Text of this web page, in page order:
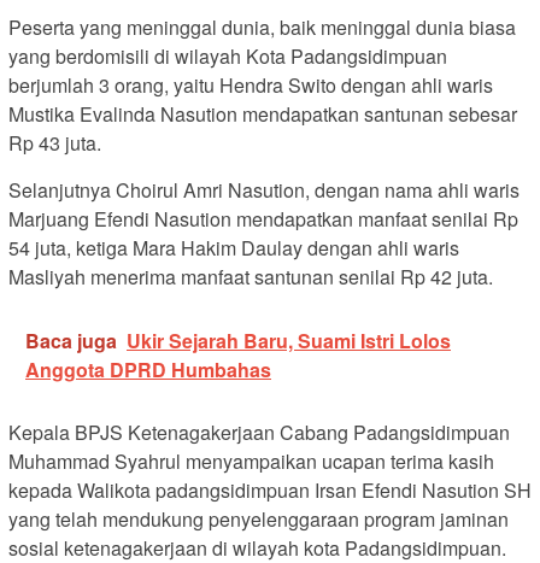
Peserta yang meninggal dunia, baik meninggal dunia biasa
yang berdomisili di wilayah Kota Padangsidimpuan
berjumlah 3 orang, yaitu Hendra Swito dengan ahli waris
Mustika Evalinda Nasution mendapatkan santunan sebesar
Rp 43 juta.
Selanjutnya Choirul Amri Nasution, dengan nama ahli waris
Marjuang Efendi Nasution mendapatkan manfaat senilai Rp
54 juta, ketiga Mara Hakim Daulay dengan ahli waris
Masliyah menerima manfaat santunan senilai Rp 42 juta.
Baca juga Ukir Sejarah Baru, Suami Istri Lolos
Anggota DPRD Humbahas
Kepala BPJS Ketenagakerjaan Cabang Padangsidimpuan
Muhammad Syahrul menyampaikan ucapan terima kasih
kepada Walikota padangsidimpuan Irsan Efendi Nasution SH
yang telah mendukung penyelenggaraan program jaminan
sosial ketenagakerjaan di wilayah kota Padangsidimpuan.